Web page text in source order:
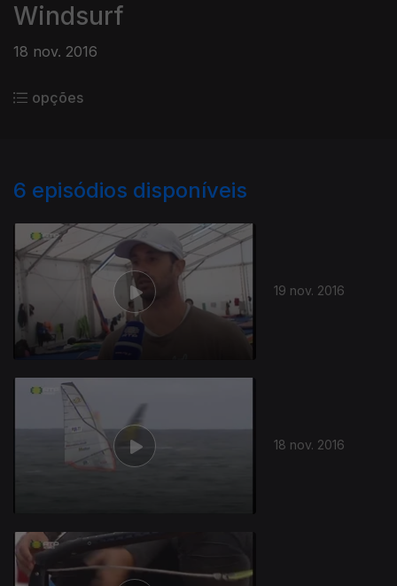
Windsurf
18 nov. 2016
opções
6 episódios disponíveis
19 nov. 2016
18 nov. 2016